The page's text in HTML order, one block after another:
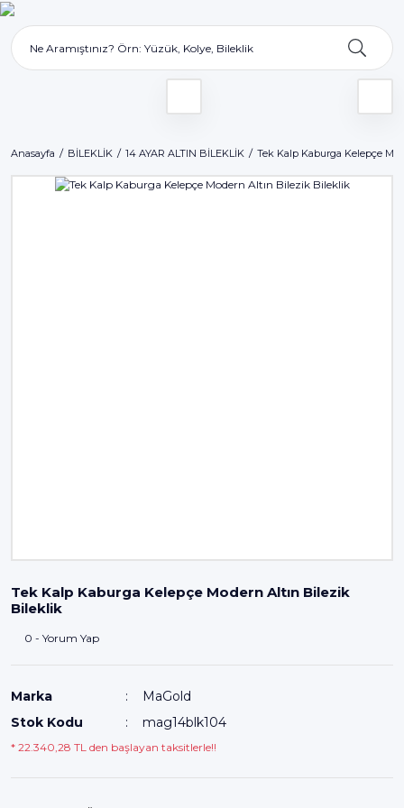
Anasayfa BİLEKLİK 14 AYAR ALTIN BİLEKLİK Tek Kalp Kaburga Kelepçe
Tek Kalp Kaburga Kelepçe Modern Altın Bilezik
Bileklik
0 - Yorum Yap
Marka
MaGold
Stok Kodu
mag14blk104
* 22.340,28 TL den başlayan taksitlerle!!